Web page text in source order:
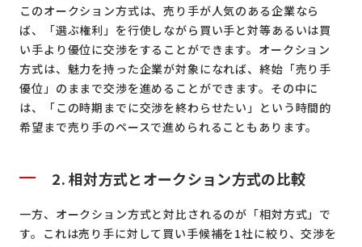
このオークション方式は、売り手が人気のある企業なら
ば、「選ぶ権利」を行使しながら買い手と対等あるいは買
い手より優位に交渉をすることができます。オークション
方式は、魅力を持った企業が対象になれば、終始「売り手
優位」のままで交渉を進めることができます。その中に
は、「この時期までに交渉を終わらせたい」という時間的
希望まで売り手のペースで進められることもあります。
2. 相対方式とオークション方式の比較
一方、オークション方式と対比されるのが「相対方式」で
す。これは売り手に対して買い手候補を1社に絞り、交渉を